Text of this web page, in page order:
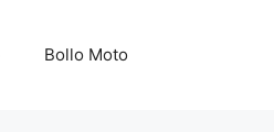
Bollo Moto